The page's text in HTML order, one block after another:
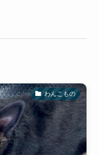
わんこもの